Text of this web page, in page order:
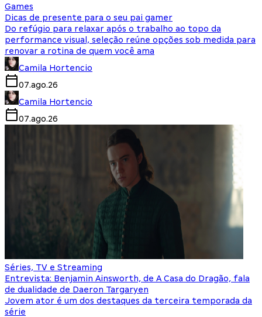
Games
Dicas de presente para o seu pai gamer
Do refúgio para relaxar após o trabalho ao topo da
performance visual, seleção reúne opções sob medida para
renovar a rotina de quem você ama
Camila Hortencio
07.ago.26
Camila Hortencio
07.ago.26
Séries, TV e Streaming
Entrevista: Benjamin Ainsworth, de A Casa do Dragão, fala
de dualidade de Daeron Targaryen
Jovem ator é um dos destaques da terceira temporada da
série